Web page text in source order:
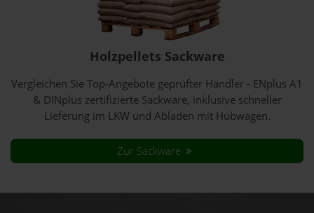
Holzpellets Sackware
Vergleichen Sie Top-Angebote geprüfter Händler - ENplus A1
& DINplus zertifizierte Sackware, inklusive schneller
Lieferung im LKW und Abladen mit Hubwagen.
Zur Sackware